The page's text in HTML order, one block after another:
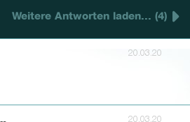
Weitere Antworten laden... (4)
20.03.20
20.03.20